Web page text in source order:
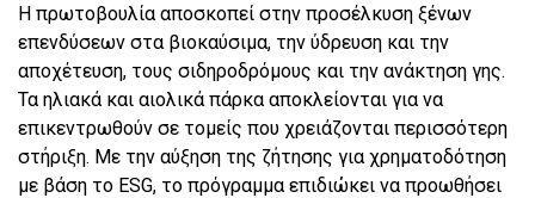
Η πρωτοβουλία αποσκοπεί στην προσέλκυση ξένων
επενδύσεων στα βιοκαύσιμα, την ύδρευση και την
αποχέτευση, τους σιδηροδρόμους και την ανάκτηση γης.
Τα ηλιακά και αιολικά πάρκα αποκλείονται για να
επικεντρωθούν σε τομείς που χρειάζονται περισσότερη
στήριξη. Με την αύξηση της ζήτησης για χρηματοδότηση
με βάση τo ESG, το πρόγραμμα επιδιώκει να προωθήσει